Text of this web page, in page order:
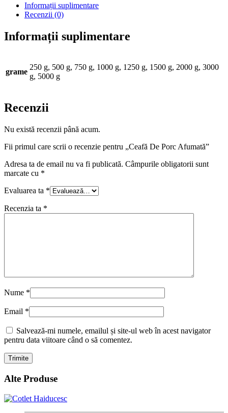
Informații suplimentare
Recenzii (0)
Informații suplimentare
grame
250 g, 500 g, 750 g, 1000 g, 1250 g, 1500 g, 2000 g, 3000
g, 5000 g
Recenzii
Nu există recenzii până acum.
Fii primul care scrii o recenzie pentru „Ceafă De Porc Afumată”
Adresa ta de email nu va fi publicată. Câmpurile obligatorii sunt
marcate cu *
Evaluarea ta *
Recenzia ta *
Nume *
Email *
Salvează-mi numele, emailul și site-ul web în acest navigator
pentru data viitoare când o să comentez.
Alte Produse